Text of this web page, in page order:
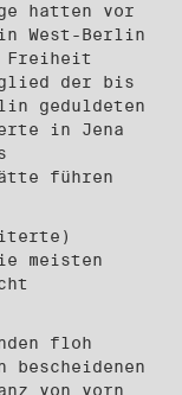
hatten vor
in West-Berlin
Freiheit
der bis
geduldeten
in Jena
führen
meisten
floh
von vorn